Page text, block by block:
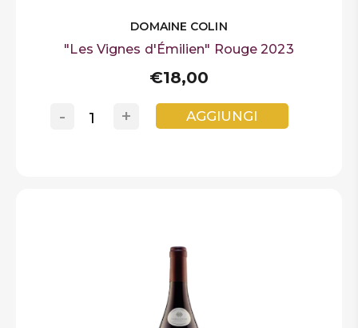
DOMAINE COLIN
"Les Vignes d'Émilien" Rouge 2023
€18,00
+
- AGGIUNGI